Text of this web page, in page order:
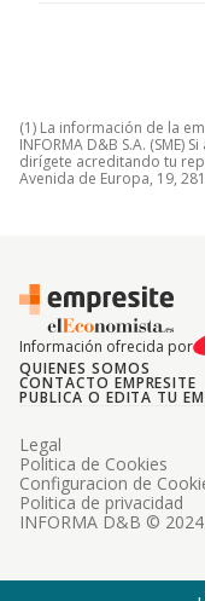
(1) La información de la
INFORMA D&B S.A.
dirígete acreditando tu
Avenida de Europa, 19,
Información ofrecida por
QUIENES SOMOS
CONTACTO EMPRESITE
PUBLICA O EDITA TU
INFORMA D&B ©
Legal
Politica de Cookies
Configuracion de
Politica de privacidad